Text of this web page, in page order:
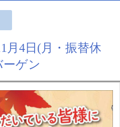
月4日(月・振替休
ーゲン